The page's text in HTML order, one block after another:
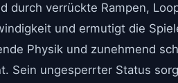
durch verrückte Rampen,
und ermutigt die
Physik und zunehmend
Sein ungesperrter Status